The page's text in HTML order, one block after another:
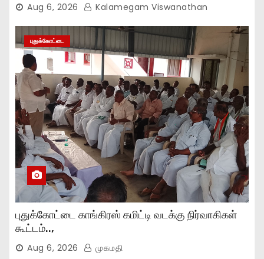
Aug 6, 2026 Kalamegam Viswanathan
புதுக்கோட்டை
புதுக்கோட்டை காங்கிரஸ் கமிட்டி வடக்கு நிர்வாகிகள்
கூட்டம்..,
Aug 6, 2026 முகமதி